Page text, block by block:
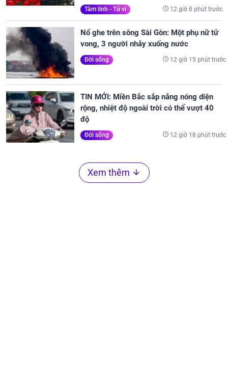
Tâm linh - Tử vi 12 giờ 8 phút trước
Nổ ghe trên sông Sài Gòn: Một phụ nữ tử
vong, 3 người nhảy xuống nước
Đời sống 12 giờ 15 phút trước
TIN MỚI: Miền Bắc sắp nắng nóng diện
rộng, nhiệt độ ngoài trời có thể vượt 40
độ
Đời sống 12 giờ 18 phút trước
Xem thêm